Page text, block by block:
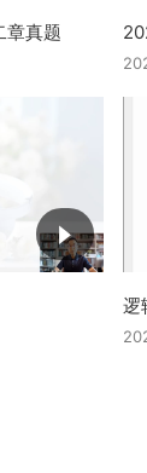
章真题
逻